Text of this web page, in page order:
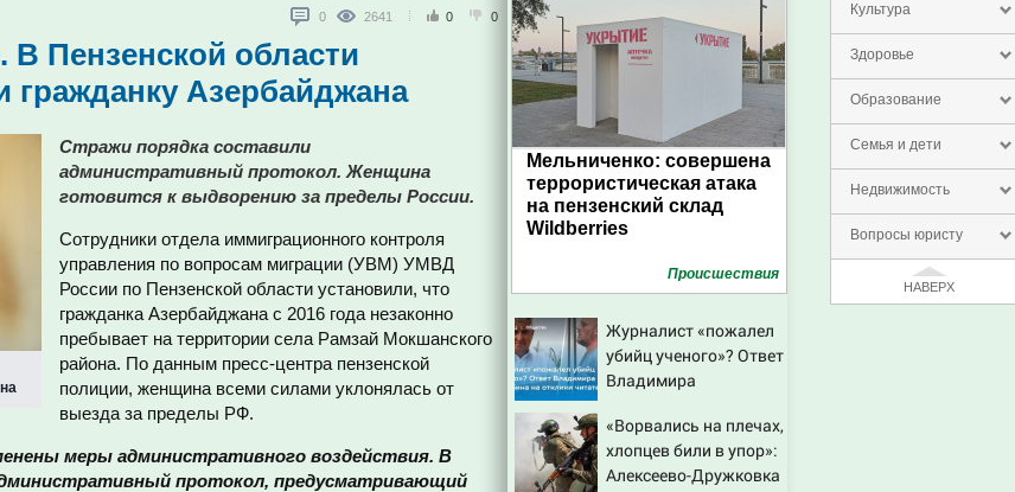
Культура
Здоровье
Образование
Семья и дети
Недвижимость
Вопросы юристу
НАВЕРХ
0 2641 0 0
В Пензенской области
гражданку Азербайджана
Стражи порядка составили
административный протокол. Женщина
готовится к выдворению за пределы России.
Сотрудники отдела иммиграционного контроля
управления по вопросам миграции (УВМ) УМВД
России по Пензенской области установили, что
гражданка Азербайджана с 2016 года незаконно
пребывает на территории села Рамзай Мокшанского
района. По данным пресс-центра пензенской
полиции, женщина всеми силами уклонялась от
выезда за пределы РФ.
меры административного воздействия. В
протокол, предусматривающий
Мельниченко: совершена
террористическая атака
на пензенский склад
Wildberries
Проиcшествия
Журналист «пожалел
убийц ученого»? Ответ
Владимира
читателей
«Ворвались на плечах,
хлопцев били в упор»:
Алексеево-Дружковка